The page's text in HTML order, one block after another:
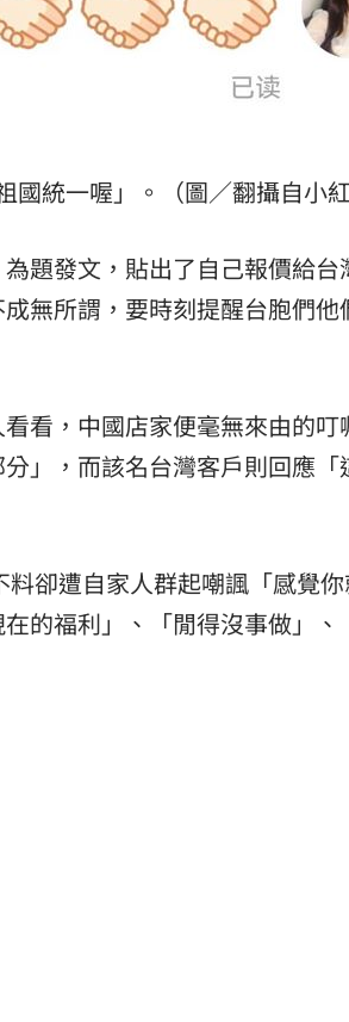
統一喔」。（圖／翻攝自小紅
題發文，貼出了自己報價給台
無所謂，要時刻提醒台胞們他
看，中國店家便毫無來由的叮
」，而該名台灣客戶則回應「
卻遭自家人群起嘲諷「感覺
的福利」、「閒得沒事做」、